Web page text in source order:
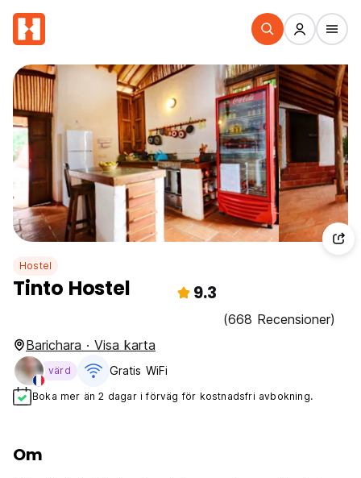
Hostel
Tinto Hostel 9.3
(668 Recensioner)
Barichara · Visa karta
värd Gratis WiFi
Boka mer än 2 dagar i förväg för kostnadsfri avbokning.
Om